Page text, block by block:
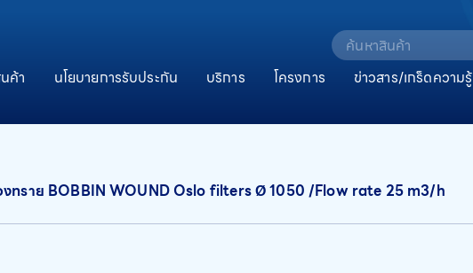
ค้า นโยบายการรับประกัน บริการ โครงการ ข่าวสาร/เกร็ดความรู้
งทราย BOBBIN WOUND Oslo filters Ø 1050 /Flow rate 25 m3/h